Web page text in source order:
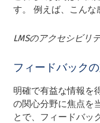
す。 例えば、こんな
LMSのアクセシビリ
フィードバック
明確で有益な情報を
の関心分野に焦点を
とで、フィードバッ